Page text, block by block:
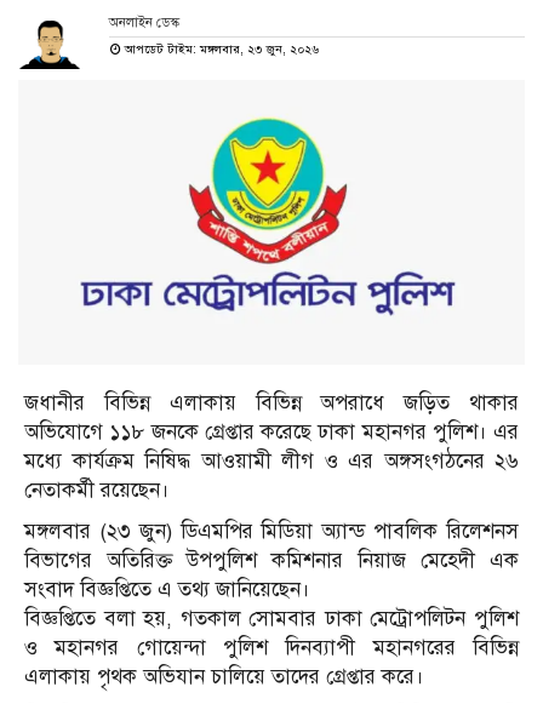
অনলাইন ডেস্ক
আপডেট টাইম: মঙ্গলবার, ২৩ জুন, ২০২৬
জধানীর বিভিন্ন এলাকায় বিভিন্ন অপরাধে জড়িত থাকার
অভিযোগে ১১৮ জনকে গ্রেপ্তার করেছে ঢাকা মহানগর পুলিশ। এর
মধ্যে কার্যক্রম নিষিদ্ধ আওয়ামী লীগ ও এর অঙ্গসংগঠনের ২৬
নেতাকর্মী রয়েছেন।
মঙ্গলবার (২৩ জুন) ডিএমপির মিডিয়া অ্যান্ড পাবলিক রিলেশনস
বিভাগের অতিরিক্ত উপপুলিশ কমিশনার নিয়াজ মেহেদী এক
সংবাদ বিজ্ঞপ্তিতে এ তথ্য জানিয়েছেন।
বিজ্ঞপ্তিতে বলা হয়, গতকাল সোমবার ঢাকা মেট্রোপলিটন পুলিশ
ও মহানগর গোয়েন্দা পুলিশ দিনব্যাপী মহানগরের বিভিন্ন
এলাকায় পৃথক অভিযান চালিয়ে তাদের গ্রেপ্তার করে।